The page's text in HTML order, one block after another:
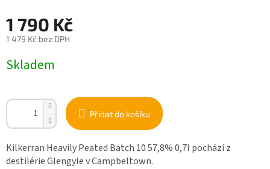
1 790 Kč
1 479 Kč bez DPH
cena:
Skladem
Přidat do košíku
Kilkerran Heavily Peated Batch 10 57,8% 0,7l pochází z
destilérie Glengyle v Campbeltown.